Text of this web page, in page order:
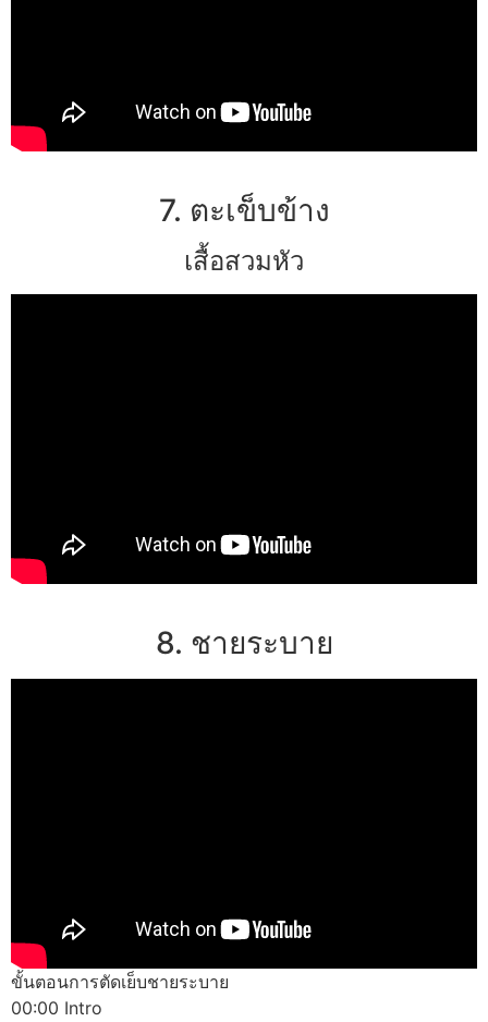
7. ตะเข็บข้าง
เสื้อสวมหัว
8. ชายระบาย
ขั้นตอนการตัดเย็บชายระบาย
00:00 Intro